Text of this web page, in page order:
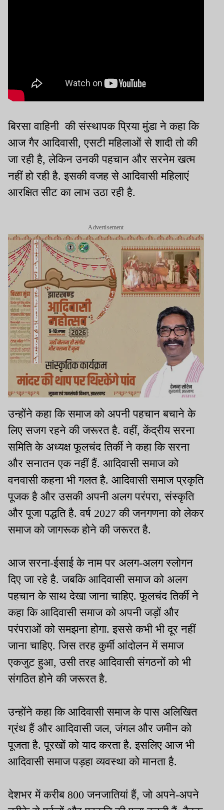
बिरसा वाहिनी की संस्थापक प्रिया मुंडा ने कहा कि
आज गैर आदिवासी, एसटी महिलाओं से शादी तो की
जा रही है, लेकिन उनकी पहचान और सरनेम खत्म
नहीं हो रही है. इसकी वजह से आदिवासी महिलाएं
आरक्षित सीट का लाभ उठा रही है.
Advertisement
उन्होंने कहा कि समाज को अपनी पहचान बचाने के
लिए सजग रहने की जरूरत है. वहीं, केंद्रीय सरना
समिति के अध्यक्ष फूलचंद तिर्की ने कहा कि सरना
और सनातन एक नहीं हैं. आदिवासी समाज को
वनवासी कहना भी गलत है. आदिवासी समाज प्रकृति
पूजक है और उसकी अपनी अलग परंपरा, संस्कृति
और पूजा पद्धति है. वर्ष 2027 की जनगणना को लेकर
समाज को जागरूक होने की जरूरत है.
आज सरना-ईसाई के नाम पर अलग-अलग स्लोगन
दिए जा रहे है. जबकि आदिवासी समाज को अलग
पहचान के साथ देखा जाना चाहिए. फूलचंद तिर्की ने
कहा कि आदिवासी समाज को अपनी जड़ों और
परंपराओं को समझना होगा. इससे कभी भी दूर नहीं
जाना चाहिए. जिस तरह कुर्मी आंदोलन में समाज
एकजुट हुआ, उसी तरह आदिवासी संगठनों को भी
संगठित होने की जरूरत है.
उन्होंने कहा कि आदिवासी समाज के पास अलिखित
ग्रंथ हैं और आदिवासी जल, जंगल और जमीन को
पूजता है. पूरखों को याद करता है. इसलिए आज भी
आदिवासी समाज पड़हा व्यवस्था को मानता है.
देशभर में करीब 800 जनजातियां हैं, जो अपने-अपने